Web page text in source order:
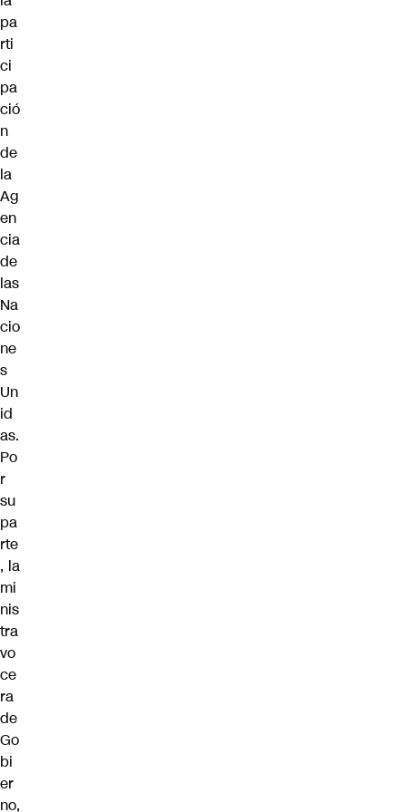
pa
rti
ci
pa
ció
n
de
la
Ag
en
cia
de
las
Na
cio
ne
s
Un
id
as.
Po
r
su
pa
rte
, la
mi
nis
tra
vo
ce
ra
de
Go
bi
er
no,